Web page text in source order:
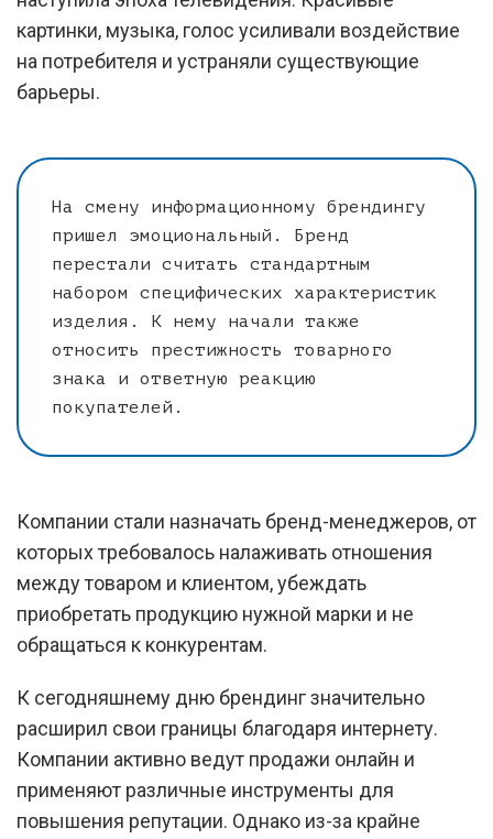
картинки, музыка, голос усиливали воздействие
на потребителя и устраняли существующие
барьеры.
На смену информационному брендингу
пришел эмоциональный. Бренд
перестали считать стандартным
набором специфических характеристик
изделия. К нему начали также
относить престижность товарного
знака и ответную реакцию
покупателей.
Компании стали назначать бренд-менеджеров, от
которых требовалось налаживать отношения
между товаром и клиентом, убеждать
приобретать продукцию нужной марки и не
обращаться к конкурентам.
К сегодняшнему дню брендинг значительно
расширил свои границы благодаря интернету.
Компании активно ведут продажи онлайн и
применяют различные инструменты для
повышения репутации. Однако из-за крайне